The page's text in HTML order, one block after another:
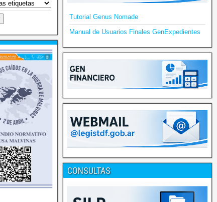
Tutorial Genus Nomade
Manual de Usuarios Finales GenExpedientes
CONSULTAS